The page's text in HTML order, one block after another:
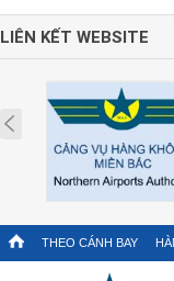
LIÊN KẾT WEBSITE
Prev
THEO CÁNH BAY